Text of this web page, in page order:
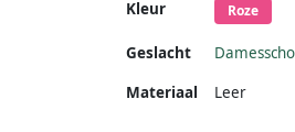
Kleur Roze
Geslacht
Materiaal
Leer